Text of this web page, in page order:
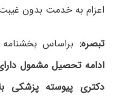
اعزام به خدمت بدون
تبصره: براساس
ادامه تحصیل مشمول
دکتری پیوسته پزشکی